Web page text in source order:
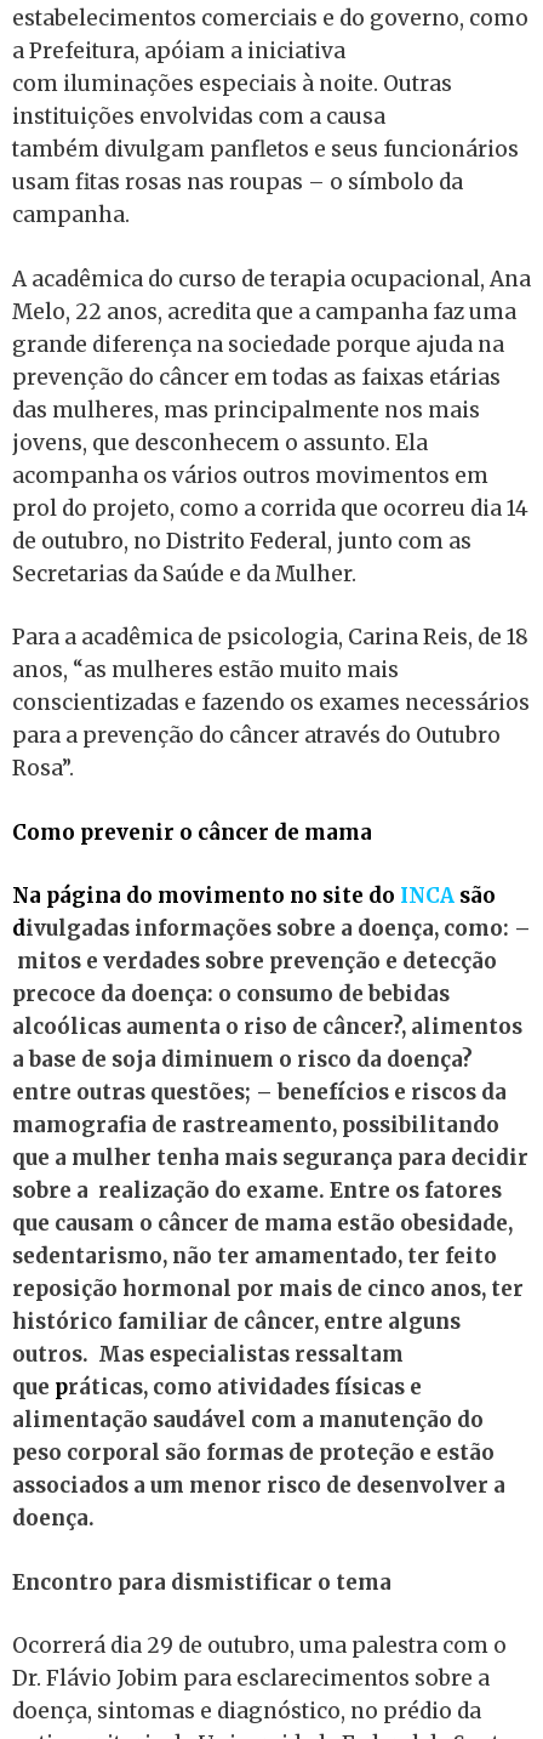
estabelecimentos comerciais e do governo, como
a Prefeitura, apóiam a iniciativa
com iluminações especiais à noite. Outras
instituições envolvidas com a causa
também divulgam panfletos e seus funcionários
usam fitas rosas nas roupas – o símbolo da
campanha.
A acadêmica do curso de terapia ocupacional, Ana
Melo, 22 anos, acredita que a campanha faz uma
grande diferença na sociedade porque ajuda na
prevenção do câncer em todas as faixas etárias
das mulheres, mas principalmente nos mais
jovens, que desconhecem o assunto. Ela
acompanha os vários outros movimentos em
prol do projeto, como a corrida que ocorreu dia 14
de outubro, no Distrito Federal, junto com as
Secretarias da Saúde e da Mulher.
Para a acadêmica de psicologia, Carina Reis, de 18
anos, “as mulheres estão muito mais
conscientizadas e fazendo os exames necessários
para a prevenção do câncer através do Outubro
Rosa”.
Como prevenir o câncer de mama
Na página do movimento no site do INCA são
divulgadas informações sobre a doença, como: –
mitos e verdades sobre prevenção e detecção
precoce da doença: o consumo de bebidas
alcoólicas aumenta o riso de câncer?, alimentos
a base de soja diminuem o risco da doença?
entre outras questões; – benefícios e riscos da
mamografia de rastreamento, possibilitando
que a mulher tenha mais segurança para decidir
sobre a realização do exame. Entre os fatores
que causam o câncer de mama estão obesidade,
sedentarismo, não ter amamentado, ter feito
reposição hormonal por mais de cinco anos, ter
histórico familiar de câncer, entre alguns
outros. Mas especialistas ressaltam
que práticas, como atividades físicas e
alimentação saudável com a manutenção do
peso corporal são formas de proteção e estão
associados a um menor risco de desenvolver a
doença.
Encontro para dismistificar o tema
Ocorrerá dia 29 de outubro, uma palestra com o
Dr. Flávio Jobim para esclarecimentos sobre a
doença, sintomas e diagnóstico, no prédio da